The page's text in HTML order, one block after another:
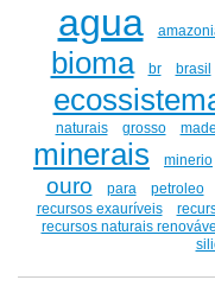
agua
bioma br brasil
naturais
grosso
minerais minerio
ouro
para petroleo
recursos exauríveis
recursos naturais